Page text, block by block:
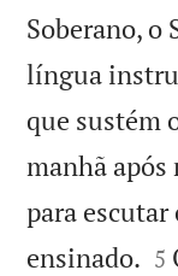
Soberano, o
língua
que sustém
manhã
para
ensinado. 
5